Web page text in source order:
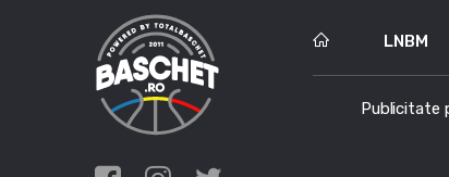
LNBM
Publicitate